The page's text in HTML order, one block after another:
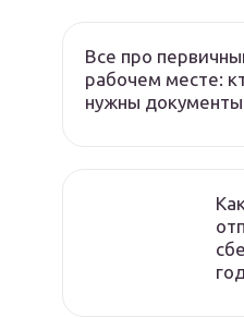
Все про
рабочем месте:
нужны документы